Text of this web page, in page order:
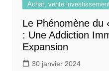
Achat, vente
Le Phénomène du
: Une Addiction
Expansion
30 janvier 2024